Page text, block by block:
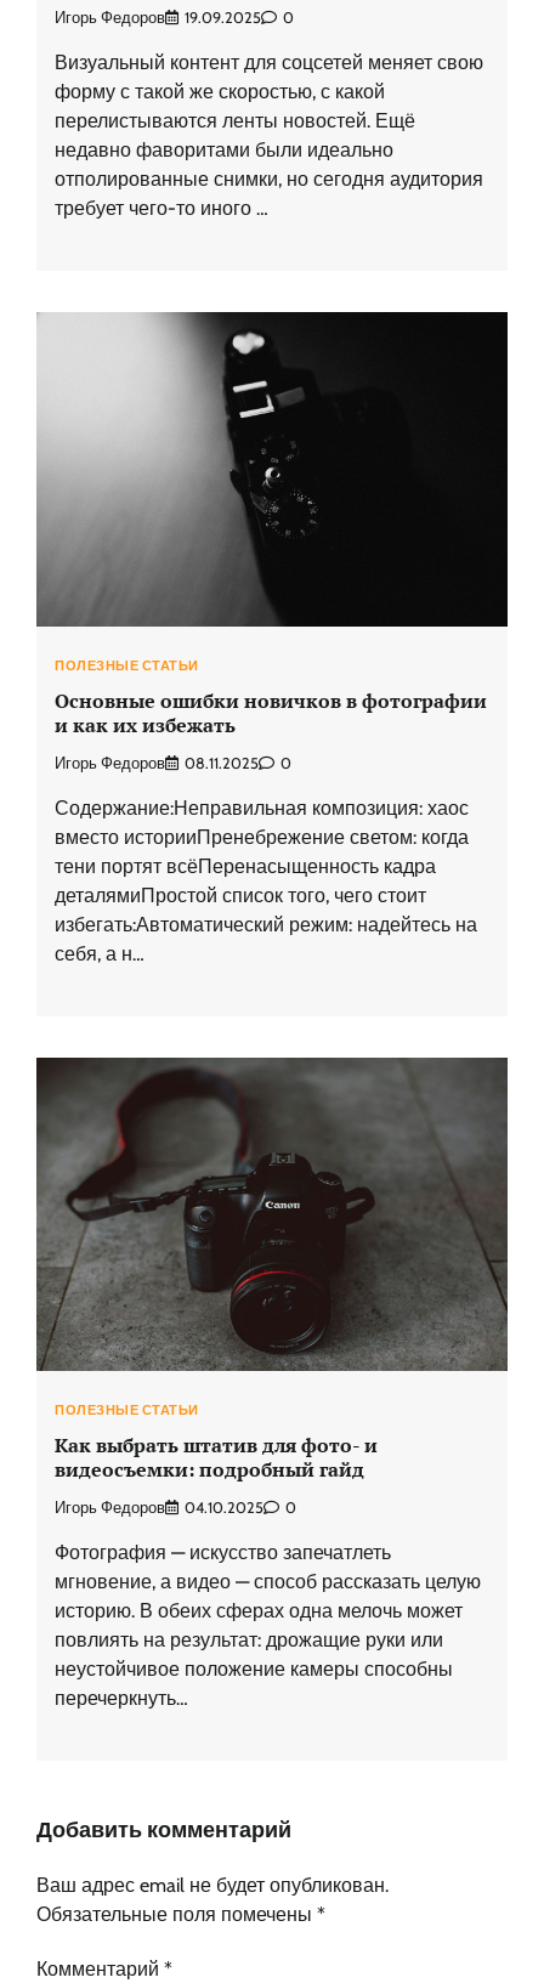
Игорь Федоров 19.09.2025 0
Визуальный контент для соцсетей меняет свою
форму с такой же скоростью, с какой
перелистываются ленты новостей. Ещё
недавно фаворитами были идеально
отполированные снимки, но сегодня аудитория
требует чего-то иного …
ПОЛЕЗНЫЕ СТАТЬИ
Основные ошибки новичков в фотографии
и как их избежать
Игорь Федоров 08.11.2025 0
Содержание:Неправильная композиция: хаос
вместо историиПренебрежение светом: когда
тени портят всёПеренасыщенность кадра
деталямиПростой список того, чего стоит
избегать:Автоматический режим: надейтесь на
себя, а н…
ПОЛЕЗНЫЕ СТАТЬИ
Как выбрать штатив для фото- и
видеосъемки: подробный гайд
Игорь Федоров 04.10.2025 0
Фотография — искусство запечатлеть
мгновение, а видео — способ рассказать целую
историю. В обеих сферах одна мелочь может
повлиять на результат: дрожащие руки или
неустойчивое положение камеры способны
перечеркнуть…
Добавить комментарий
Ваш адрес email не будет опубликован.
Обязательные поля помечены *
Комментарий *